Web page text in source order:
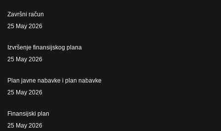
Završni račun
25 May 2026
Izvršenje finansijskog plana
25 May 2026
Plan javne nabavke i plan nabavke
25 May 2026
Finansijski plan
25 May 2026